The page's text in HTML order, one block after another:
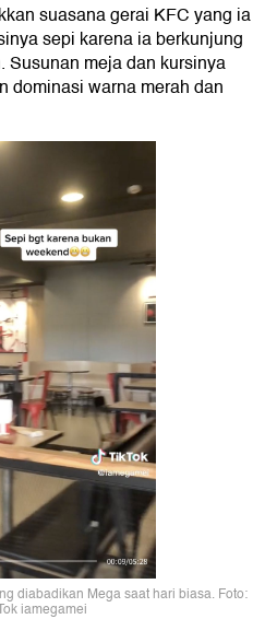
suasana gerai KFC yang ia
sepi karena ia berkunjung
Susunan meja dan kursinya
dominasi warna merah dan
diabadikan Mega saat hari biasa. Foto:
iamegamei